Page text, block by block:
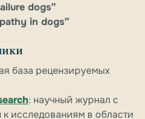
dogs”
in dogs”
база рецензируемых
: научный журнал с
исследованиям в области